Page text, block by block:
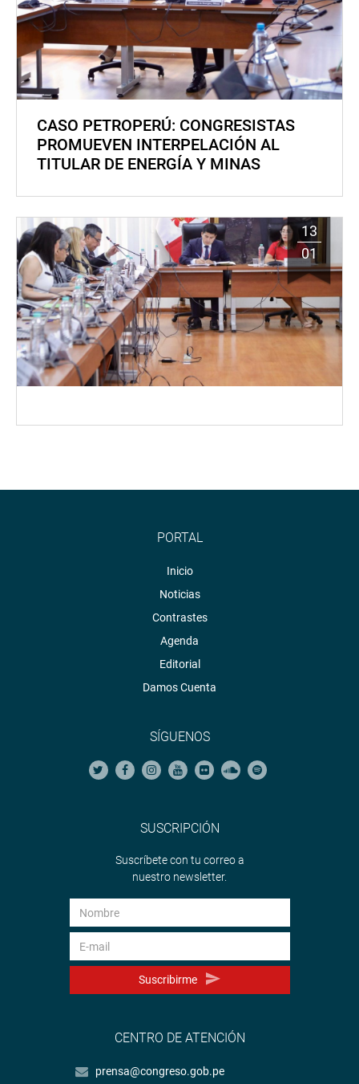
CASO PETROPERÚ: CONGRESISTAS
PROMUEVEN INTERPELACIÓN AL
TITULAR DE ENERGÍA Y MINAS
13
01
PORTAL
Inicio
Noticias
Contrastes
Agenda
Editorial
Damos Cuenta
SÍGUENOS
SUSCRIPCIÓN
Suscríbete con tu correo a
nuestro newsletter.
Suscribirme
CENTRO DE ATENCIÓN
prensa@congreso.gob.pe